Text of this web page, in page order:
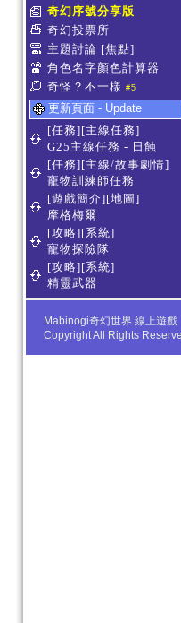
奇幻序號分享版
奇幻投票所
主題討論 [焦點]
角色名字顏色計算器
奇怪？不一樣 #5
更新頁面 - Update
[任務][主線任務]
G25主線任務 - 日蝕
[任務][主線/故事劇情]
寵物訓練師任務
[遊戲簡介][地圖]
摩格梅爾
[攻略][系統]
寵物探險隊
[攻略][系統]
精靈武器
Mabinogi奇幻世界 線上遊
Copyright All Rights